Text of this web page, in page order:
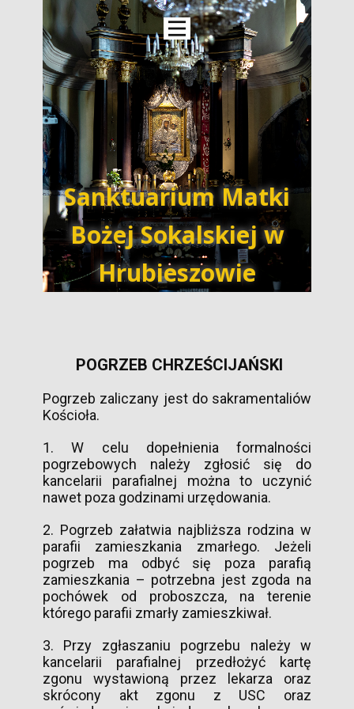
Sanktuarium Matki
Bożej Sokalskiej w
Hrubieszowie
POGRZEB CHRZEŚCIJAŃSKI
Pogrzeb zaliczany jest do sakramentaliów
Kościoła.
1. W celu dopełnienia formalności
pogrzebowych należy zgłosić się do
kancelarii parafialnej można to uczynić
nawet poza godzinami urzędowania.
2. Pogrzeb załatwia najbliższa rodzina w
parafii zamieszkania zmarłego. Jeżeli
pogrzeb ma odbyć się poza parafią
zamieszkania – potrzebna jest zgoda na
pochówek od proboszcza, na terenie
którego parafii zmarły zamieszkiwał.
3. Przy zgłaszaniu pogrzebu należy w
kancelarii parafialnej przedłożyć kartę
zgonu wystawioną przez lekarza oraz
skrócony akt zgonu z USC oraz